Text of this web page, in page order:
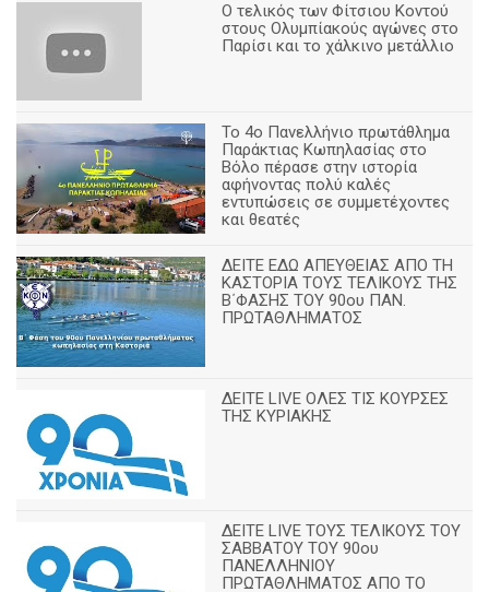
Ο τελικός των Φίτσιου Κοντού
στους Ολυμπίακούς αγώνες στο
Παρίσι και το χάλκινο μετάλλιο
Το 4ο Πανελλήνιο πρωτάθλημα
Παράκτιας Κωπηλασίας στο
Βόλο πέρασε στην ιστορία
αφήνοντας πολύ καλές
εντυπώσεις σε συμμετέχοντες
και θεατές
ΔΕΙΤΕ ΕΔΩ ΑΠΕΥΘΕΙΑΣ ΑΠΟ ΤΗ
ΚΑΣΤΟΡΙΑ ΤΟΥΣ ΤΕΛΙΚΟΥΣ ΤΗΣ
Β΄ΦΑΣΗΣ ΤΟΥ 90ου ΠΑΝ.
ΠΡΩΤΑΘΛΗΜΑΤΟΣ
ΔΕΙΤΕ LIVE ΟΛΕΣ ΤΙΣ ΚΟΥΡΣΕΣ
ΤΗΣ ΚΥΡΙΑΚΗΣ
ΔΕΙΤΕ LIVE ΤΟΥΣ ΤΕΛΙΚΟΥΣ ΤΟΥ
ΣΑΒΒΑΤΟΥ ΤΟΥ 90ου
ΠΑΝΕΛΛΗΝΙΟΥ
ΠΡΩΤΑΘΛΗΜΑΤΟΣ ΑΠΟ ΤΟ